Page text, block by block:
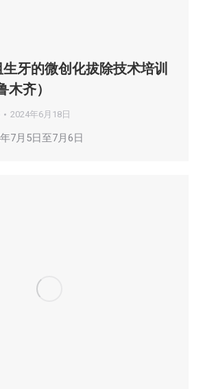
牙的微创化拔除技术培训
齐）
2024年6月18日
7月5日至7月6日